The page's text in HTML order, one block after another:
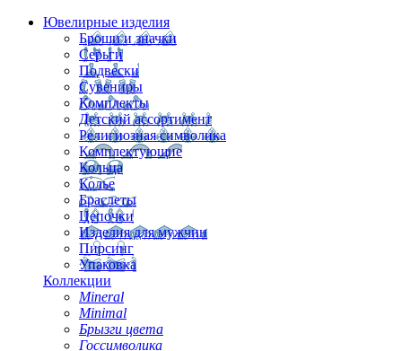
Ювелирные изделия
Броши и значки
Серьги
Подвески
Сувениры
Комплекты
Детский ассортимент
Религиозная символика
Комплектующие
Кольца
Колье
Браслеты
Цепочки
Изделия для мужчин
Пирсинг
Упаковка
Коллекции
Mineral
Minimal
Брызги цвета
Госсимволика